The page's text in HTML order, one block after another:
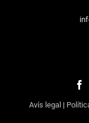
Avís legal |